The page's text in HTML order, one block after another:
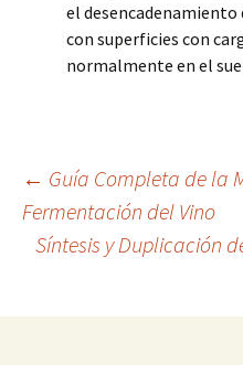
el
con superficies con
normalmente en el
de
entradas
← Guía Completa de la
Fermentación del Vino
Síntesis y Duplicación